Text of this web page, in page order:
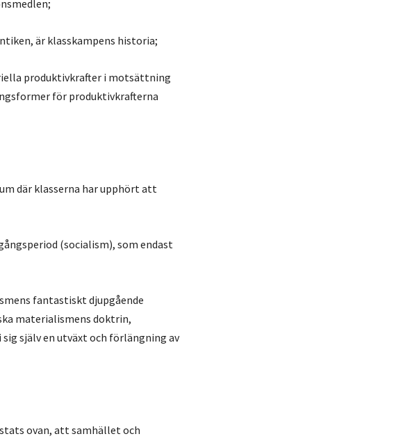
är klasskampens historia;
produktivkrafter i motsättning
för produktivkrafterna
där klasserna har upphört att
(socialism), som endast
fantastiskt djupgående
materialismens doktrin,
själv en utväxt och förlängning av
ovan, att samhället och